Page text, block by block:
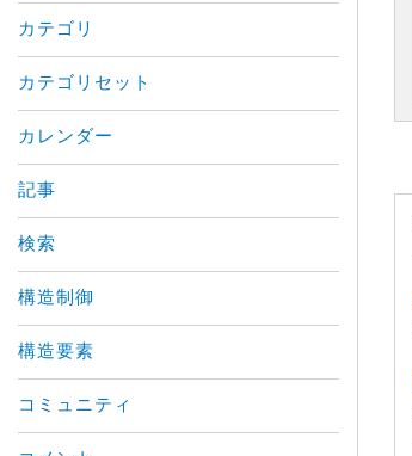
カテゴリ
カテゴリセット
カレンダー
記事
検索
構造制御
構造要素
コミュニティ